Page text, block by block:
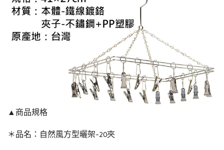
▲商品規格
＊品名：自然風方型曬架-20夾